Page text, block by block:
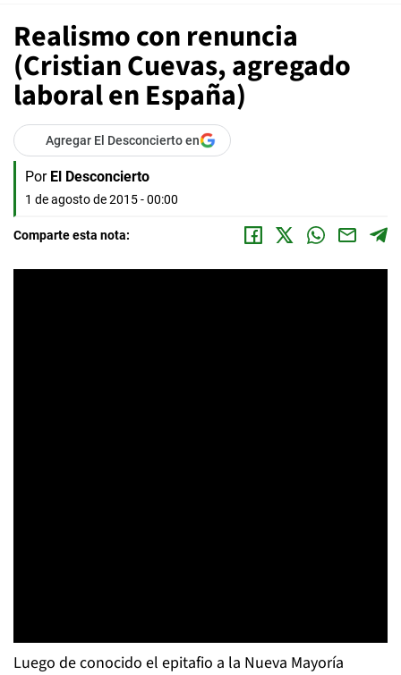
Realismo con renuncia
(Cristian Cuevas, agregado
laboral en España)
Agregar El Desconcierto en
Por El Desconcierto
1 de agosto de 2015 - 00:00
Comparte esta nota:
Luego de conocido el epitafio a la Nueva Mayoría